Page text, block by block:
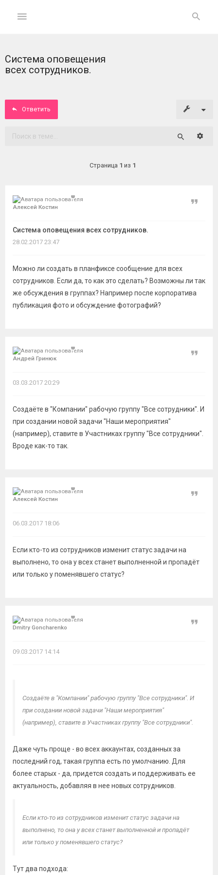
ГЛАВНАЯ
Вход
Система оповещения
всех сотрудников.
Ответить
Страница 1 из 1
Алексей Костин
Система оповещения всех сотрудников.
Цитата
28.02.2017 23:47
Можно ли создать в планфиксе сообщение для всех
сотрудников. Если да, то как это сделать? Возможны ли так
же обсуждения в группах? Например после корпоратива
публикация фото и обсуждение фотографий?
Андрей Гринюк
Цитата
03.03.2017 20:29
Создаёте в "Компании" рабочую группу "Все сотрудники". И
при создании новой задачи "Наши мероприятия"
(например), ставите в Участниках группу "Все сотрудники".
Вроде как-то так.
Алексей Костин
Цитата
06.03.2017 18:06
Если кто-то из сотрудников изменит статус задачи на
выполнено, то она у всех станет выполненной и пропадёт
или только у поменявшего статус?
Dmitry Goncharenko
Цитата
09.03.2017 14:14
Создаёте в "Компании" рабочую группу "Все сотрудники". И
при создании новой задачи "Наши мероприятия"
(например), ставите в Участниках группу "Все сотрудники".
Даже чуть проще - во всех аккаунтах, созданных за
последний год, такая группа есть по умолчанию. Для
более старых - да, придется создать и поддерживать ее
актуальность, добавляя в нее новых сотрудников.
Если кто-то из сотрудников изменит статус задачи на
выполнено, то она у всех станет выполненной и пропадёт
или только у поменявшего статус?
Тут два подхода: